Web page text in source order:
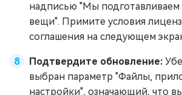
надписью "Мы
вещи". Примите условия
соглашения на следующем
Подтвердите обновление:
выбран параметр "Файлы,
настройки", означающий, что